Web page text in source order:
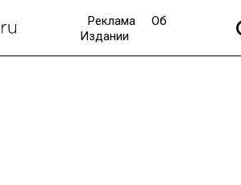
Реклама
Об
Издании